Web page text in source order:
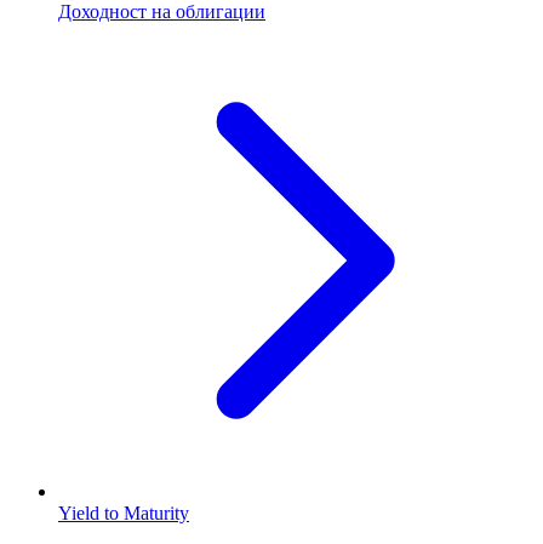
Доходност на облигации
Yield to Maturity